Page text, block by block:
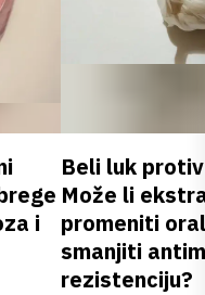
i
Beli luk
Može li
promeniti
smanjiti
rezistenciju?